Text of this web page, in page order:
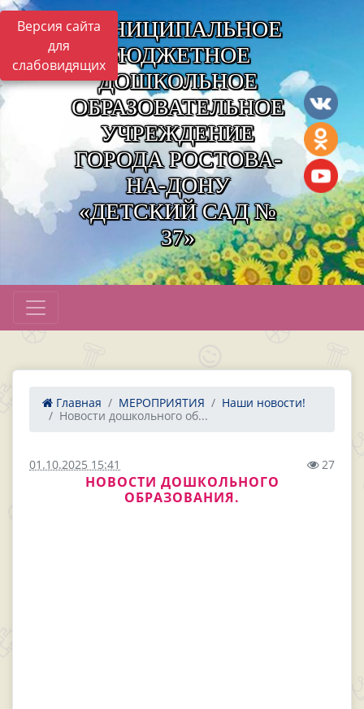
Версия сайта
для
слабовидящих
МУНИЦИПАЛЬНОЕ
БЮДЖЕТНОЕ
ДОШКОЛЬНОЕ
ОБРАЗОВАТЕЛЬНОЕ
УЧРЕЖДЕНИЕ
ГОРОДА РОСТОВА-
НА-ДОНУ
«ДЕТСКИЙ САД №
37»
Главная МЕРОПРИЯТИЯ
Наши новости!
Новости дошкольного об...
01.10.2025 15:41 27
НОВОСТИ ДОШКОЛЬНОГО
ОБРАЗОВАНИЯ.